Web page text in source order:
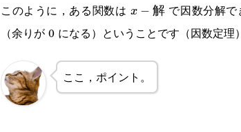
(x-
3)
このように，ある関数は x-
\sf{解}
x − 解で因数分解で
（余りが 0 になる）ということです（因数定理
ここ，ポイント。